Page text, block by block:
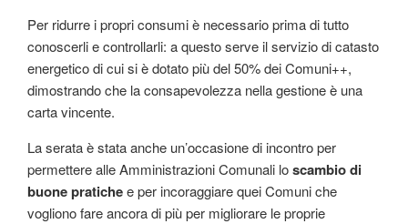
Per ridurre i propri consumi è necessario prima di tutto
conoscerli e controllarli: a questo serve il servizio di catasto
energetico di cui si è dotato più del 50% dei Comuni++,
dimostrando che la consapevolezza nella gestione è una
carta vincente.
La serata è stata anche un’occasione di incontro per
permettere alle Amministrazioni Comunali loscambio di
buone pratichee per incoraggiare quei Comuni che
vogliono fare ancora di più per migliorare le proprie